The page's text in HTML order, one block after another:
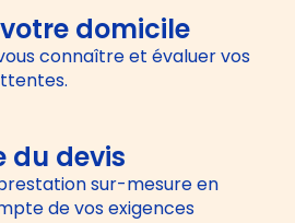
domicile
connaître et évaluer vos
du devis
sur-mesure en
de vos exigences